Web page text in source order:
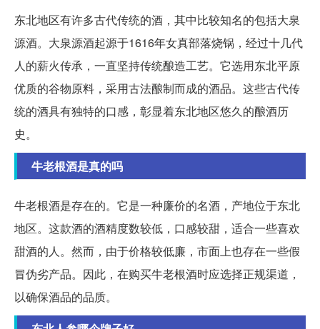
东北地区有许多古代传统的酒，其中比较知名的包括大泉
源酒。大泉源酒起源于1616年女真部落烧锅，经过十几代
人的薪火传承，一直坚持传统酿造工艺。它选用东北平原
优质的谷物原料，采用古法酿制而成的酒品。这些古代传
统的酒具有独特的口感，彰显着东北地区悠久的酿酒历
史。
牛老根酒是真的吗
牛老根酒是存在的。它是一种廉价的名酒，产地位于东北
地区。这款酒的酒精度数较低，口感较甜，适合一些喜欢
甜酒的人。然而，由于价格较低廉，市面上也存在一些假
冒伪劣产品。因此，在购买牛老根酒时应选择正规渠道，
以确保酒品的品质。